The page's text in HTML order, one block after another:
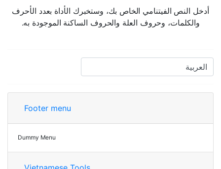
أدخل النص الفيتنامي الخاص بك، وستخبرك الأداة بعدد الأحرف
والكلمات، وحروف العلة والحروف الساكنة الموجودة به.
Footer menu
Dummy Menu